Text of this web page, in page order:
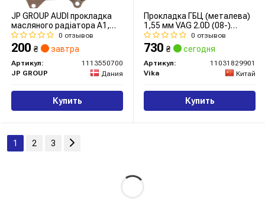
JP GROUP AUDI прокладка
масляного радіатора A1,
A3, SEAT IBIZA IV, SKODA
OCTAVIA II
0 отзывов
200 ₴ завтра
Артикул:
1113550700
JP GROUP
Дания
Купить
Прокладка ГБЦ (металева)
1,55 мм VAG 2.0D (08-)
(11031829901) VIKA
0 отзывов
730 ₴ сегодня
Артикул:
11031829901
Vika
Китай
Купить
1 2 3